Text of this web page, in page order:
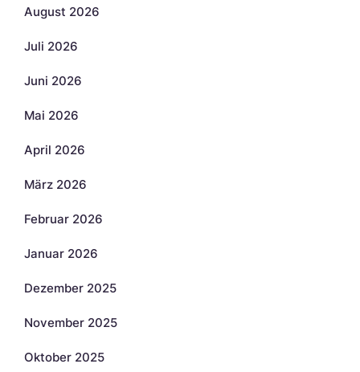
August 2026
Juli 2026
Juni 2026
Mai 2026
April 2026
März 2026
Februar 2026
Januar 2026
Dezember 2025
November 2025
Oktober 2025